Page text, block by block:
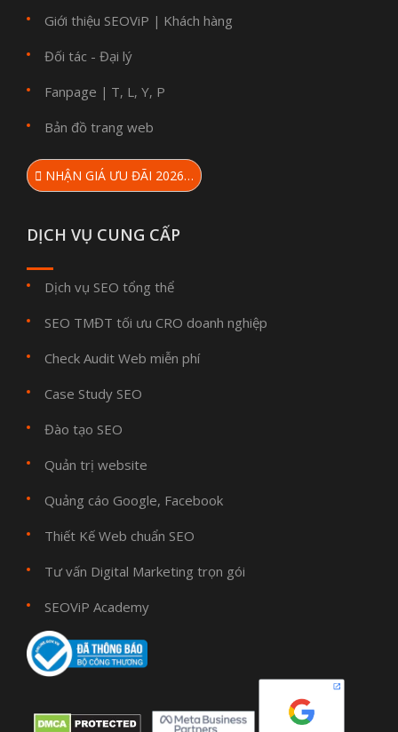
Giới thiệu SEOViP | Khách hàng
Đối tác - Đại lý
Fanpage | T, L, Y, P
Bản đồ trang web
NHẬN GIÁ ƯU ĐÃI 2026…
DỊCH VỤ CUNG CẤP
Dịch vụ SEO tổng thể
SEO TMĐT tối ưu CRO doanh nghiệp
Check Audit Web miễn phí
Case Study SEO
Đào tạo SEO
Quản trị website
Quảng cáo Google, Facebook
Thiết Kế Web chuẩn SEO
Tư vấn Digital Marketing trọn gói
SEOViP Academy